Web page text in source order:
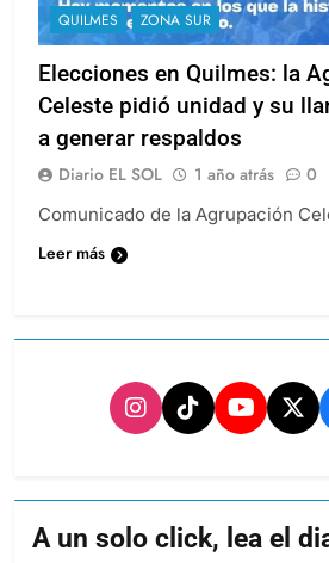
QUILMES
ZONA SUR
Elecciones en Quilmes: la
Celeste pidió unidad y su
a generar respaldos
Diario EL SOL 1 año atrás 0
Comunicado de la Agrupación
Leer más
A un solo click, lea el